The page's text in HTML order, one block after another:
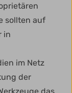
sollten auf
in
im Netz
der